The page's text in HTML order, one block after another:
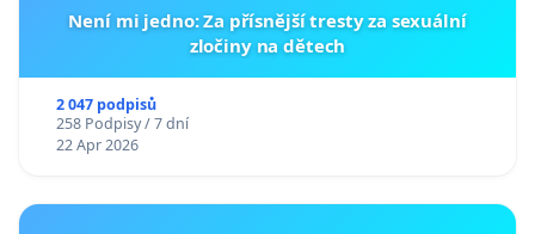
Není mi jedno: Za přísnější tresty za sexuální
zločiny na dětech
2 047 podpisů
258 Podpisy / 7 dní
22 Apr 2026